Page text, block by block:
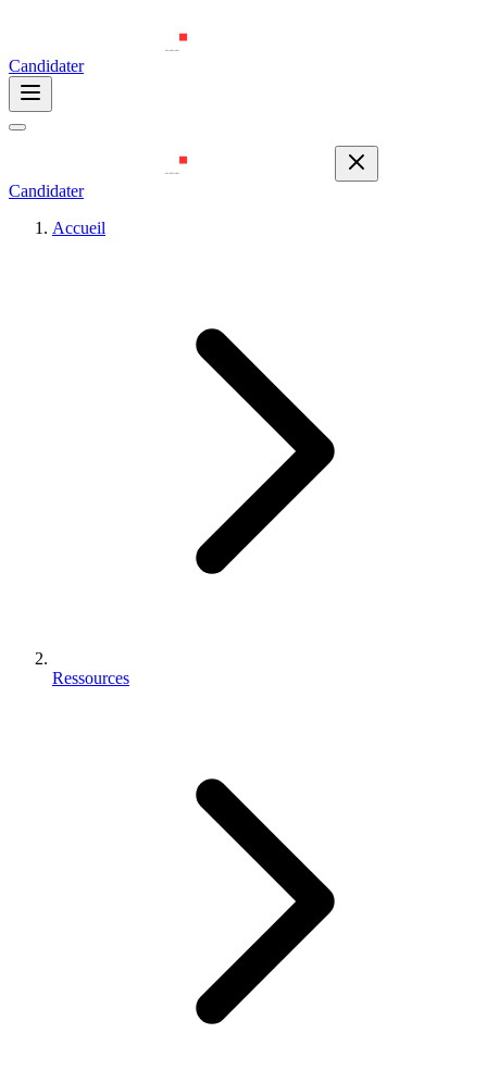
Candidater
Candidater
Accueil
Ressources